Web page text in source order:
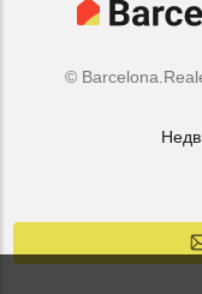
©